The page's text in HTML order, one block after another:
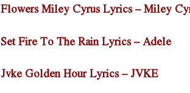
Flowers Miley Cyrus Lyrics – Miley
Set Fire To The Rain Lyrics – Adele
Jvke Golden Hour Lyrics – JVKE